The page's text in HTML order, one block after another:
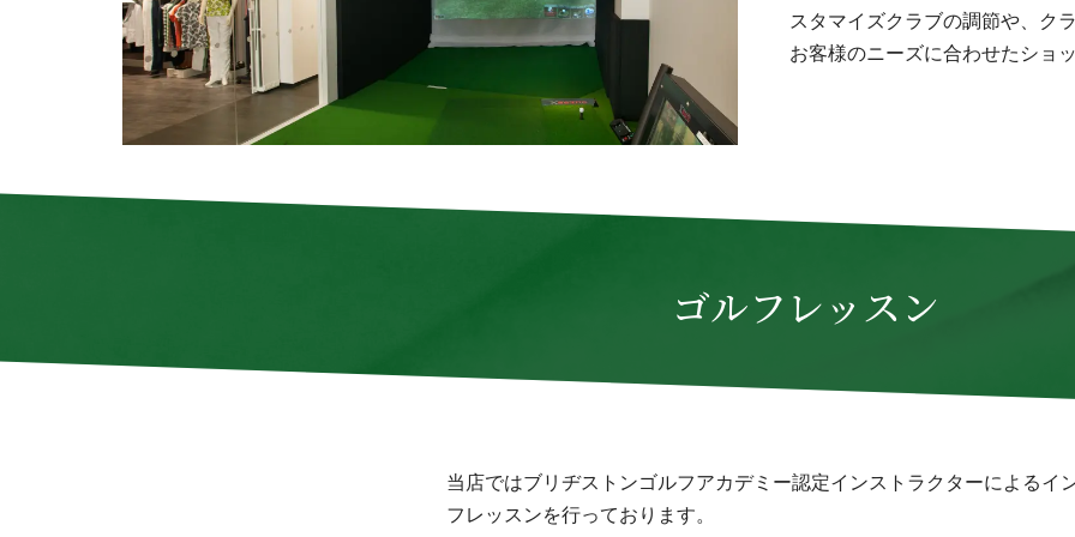
スタマイズクラブの調節や、ク
お客様のニーズに合わせたショ
ゴルフレッスン
当店ではブリヂストンゴルフアカデミー認定インストラクターによるイ
フレッスンを行っております。